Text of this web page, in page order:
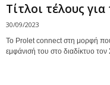
Τίτλοι τέλους
30/09/2023
To Prolet connect στη μορφή που
εμφάνισή του στο διαδίκτυο